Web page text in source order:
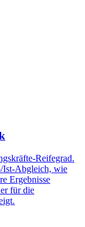
Reifegrad.
Ist-Abgleich, wie
Ergebnisse
für die